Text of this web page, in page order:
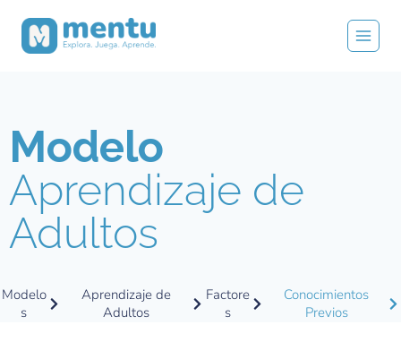
Modelo
Aprendizaje de
Adultos
Modelo
s
Aprendizaje de
Adultos
Factore
s
Conocimientos
Previos